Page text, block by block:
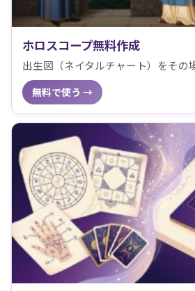
ホロスコープ無料作成
出生図（ネイタルチャート）をその
無料で使う →